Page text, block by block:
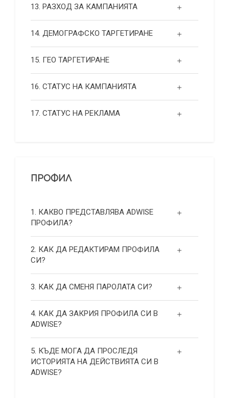
13. РАЗХОД ЗА КАМПАНИЯТА
14. ДЕМОГРАФСКО ТАРГЕТИРАНЕ
15. ГЕО ТАРГЕТИРАНЕ
16. СТАТУС НА КАМПАНИЯТА
17. СТАТУС НА РЕКЛАМА
ПРОФИЛ
1. КАКВО ПРЕДСТАВЛЯВА ADWISE
ПРОФИЛА?
2. КАК ДА РЕДАКТИРАМ ПРОФИЛА
СИ?
3. КАК ДА СМЕНЯ ПАРОЛАТА СИ?
4. КАК ДА ЗАКРИЯ ПРОФИЛА СИ В
ADWISE?
5. КЪДЕ МОГА ДА ПРОСЛЕДЯ
ИСТОРИЯТА НА ДЕЙСТВИЯТА СИ В
ADWISE?